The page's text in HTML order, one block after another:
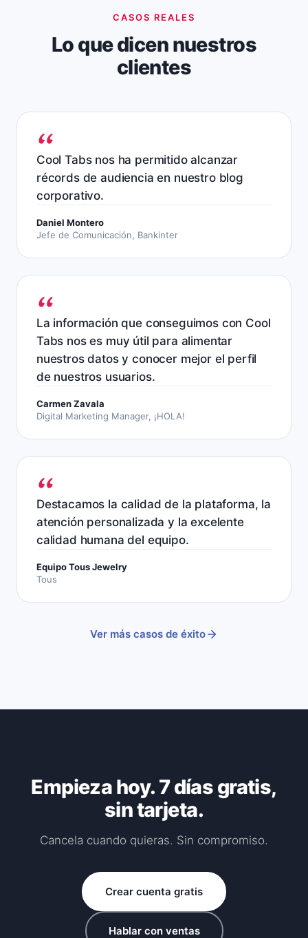
CASOS REALES
Lo que dicen nuestros
clientes
Cool Tabs nos ha permitido alcanzar
récords de audiencia en nuestro blog
corporativo.
Daniel Montero
Jefe de Comunicación, Bankinter
La información que conseguimos con Cool
Tabs nos es muy útil para alimentar
nuestros datos y conocer mejor el perfil
de nuestros usuarios.
Carmen Zavala
Digital Marketing Manager, ¡HOLA!
Destacamos la calidad de la plataforma, la
atención personalizada y la excelente
calidad humana del equipo.
Equipo Tous Jewelry
Tous
Ver más casos de éxito
Empieza hoy. 7 días gratis,
sin tarjeta.
Cancela cuando quieras. Sin compromiso.
Crear cuenta gratis
Hablar con ventas